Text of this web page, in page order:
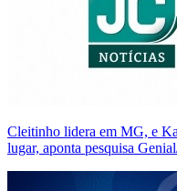
Cleitinho lidera em MG, e
lugar, aponta pesquisa